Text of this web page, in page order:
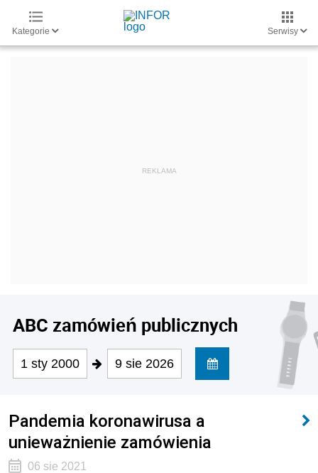
Kategorie Serwisy
ABC zamówień publicznych
1 sty 2000 9 sie 2026
Pandemia koronawirusa a
unieważnienie zamówienia
06 sie 2021